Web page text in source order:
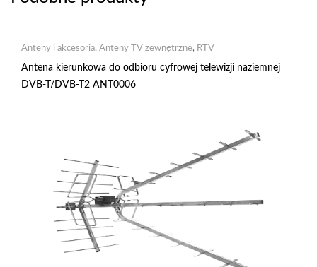
Anteny i akcesoria, Anteny TV zewnętrzne, RTV
Antena kierunkowa do odbioru cyfrowej telewizji naziemnej
DVB-T/DVB-T2 ANT0006